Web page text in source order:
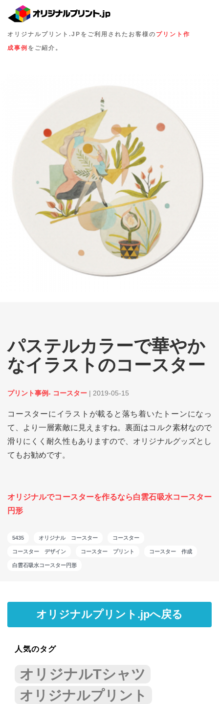
オリジナルプリント.JPをご利用されたお客様の プリント作
成事例 をご紹介。
パステルカラーで華やか
なイラストのコースター
プリント事例- コースター | 2019-05-15
コースターにイラストが載ると落ち着いたトーンになっ
て、より一層素敵に見えますね。裏面はコルク素材なので
滑りにくく耐久性もありますので、オリジナルグッズとし
てもお勧めです。
オリジナルでコースターを作るなら白雲石吸水コースター
円形
5435 オリジナル コースター コースター
コースター デザイン コースター プリント コースター 作成
白雲石吸水コースター円形
オリジナルプリント.jpへ戻る
人気のタグ
オリジナルTシャツ
オリジナルプリント